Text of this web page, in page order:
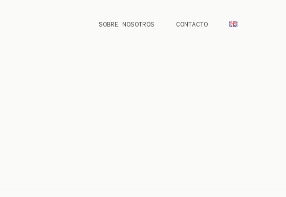
SOBRE NOSOTROS CONTACTO